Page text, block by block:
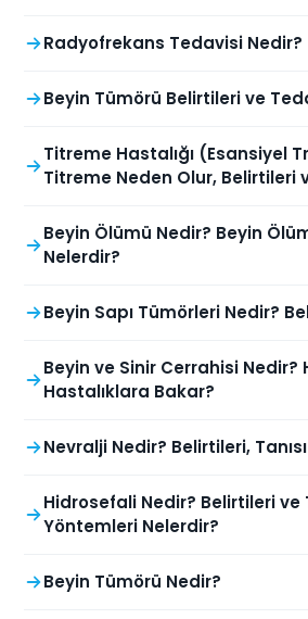
Radyofrekans Tedavisi Nedir?
Beyin Tümörü Belirtileri ve
Titreme Hastalığı (Esansiyel
Titreme Neden Olur, Belirtileri
Beyin Ölümü Nedir? Beyin
Nelerdir?
Beyin Sapı Tümörleri Nedir?
Beyin ve Sinir Cerrahisi Nedir?
Hastalıklara Bakar?
Nevralji Nedir? Belirtileri,
Hidrosefali Nedir? Belirtileri ve
Yöntemleri Nelerdir?
Beyin Tümörü Nedir?